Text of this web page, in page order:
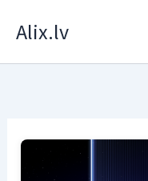
InhaltAlix.lv